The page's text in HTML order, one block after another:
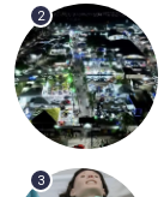
2
3